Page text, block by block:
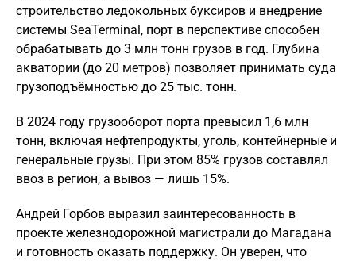
строительство ледокольных буксиров и внедрение
системы SeaTerminal, порт в перспективе способен
обрабатывать до 3 млн тонн грузов в год. Глубина
акватории (до 20 метров) позволяет принимать суда
грузоподъёмностью до 25 тыс. тонн.
В 2024 году грузооборот порта превысил 1,6 млн
тонн, включая нефтепродукты, уголь, контейнерные и
генеральные грузы. При этом 85% грузов составлял
ввоз в регион, а вывоз — лишь 15%.
Андрей Горбов выразил заинтересованность в
проекте железнодорожной магистрали до Магадана
и готовность оказать поддержку. Он уверен, что